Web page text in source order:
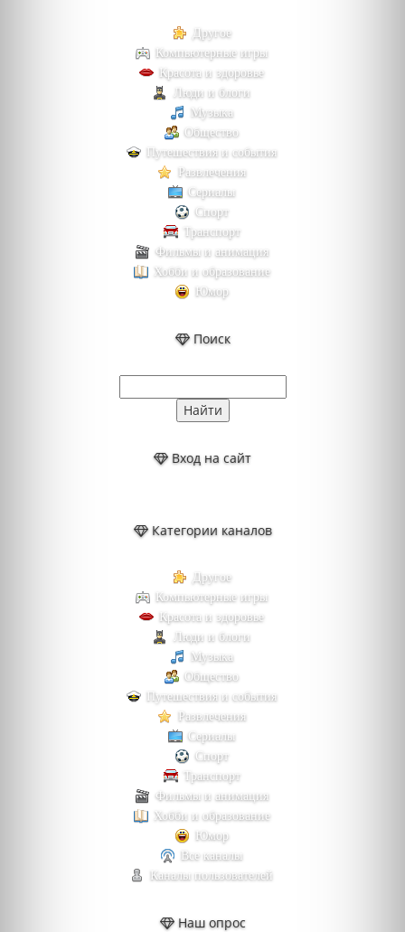
Другое
Компьютерные игры
Красота и здоровье
Люди и блоги
Музыка
Общество
Путешествия и события
Развлечения
Сериалы
Спорт
Транспорт
Фильмы и анимация
Хобби и образование
Юмор
Поиск
Вход на сайт
Категории каналов
Другое
Компьютерные игры
Красота и здоровье
Люди и блоги
Музыка
Общество
Путешествия и события
Развлечения
Сериалы
Спорт
Транспорт
Фильмы и анимация
Хобби и образование
Юмор
Все каналы
Каналы пользователей
Наш опрос